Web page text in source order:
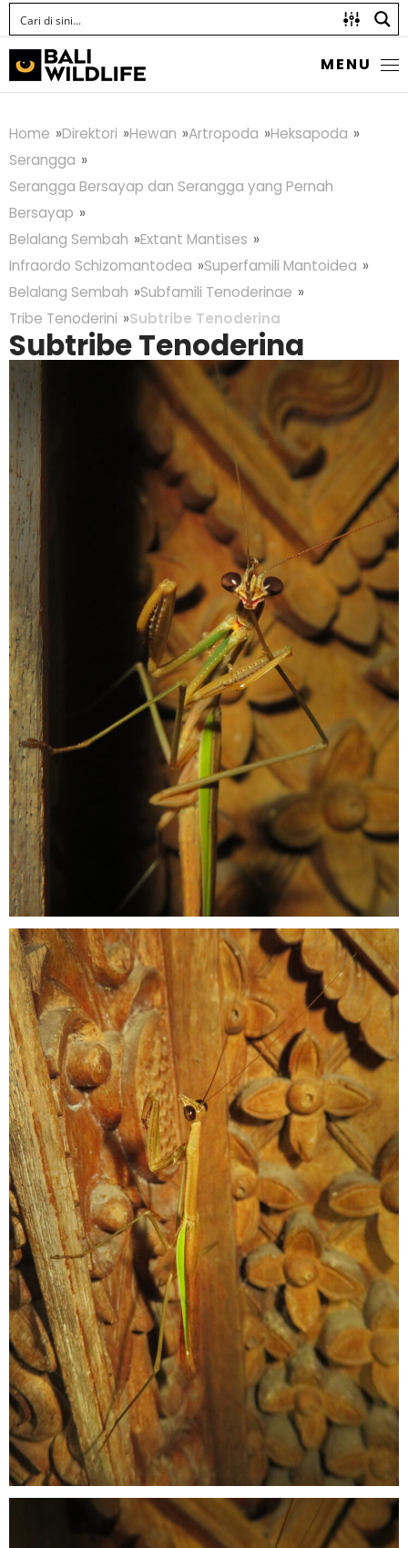
MENU
Home Direktori Hewan Artropoda
Heksapoda
Serangga
Serangga Bersayap dan Serangga yang Pernah
Bersayap
Belalang Sembah
Extant Mantises
Infraordo Schizomantodea
Superfamili Mantoidea
Belalang Sembah
Subfamili Tenoderinae
Tribe Tenoderini
Subtribe Tenoderina
Subtribe Tenoderina